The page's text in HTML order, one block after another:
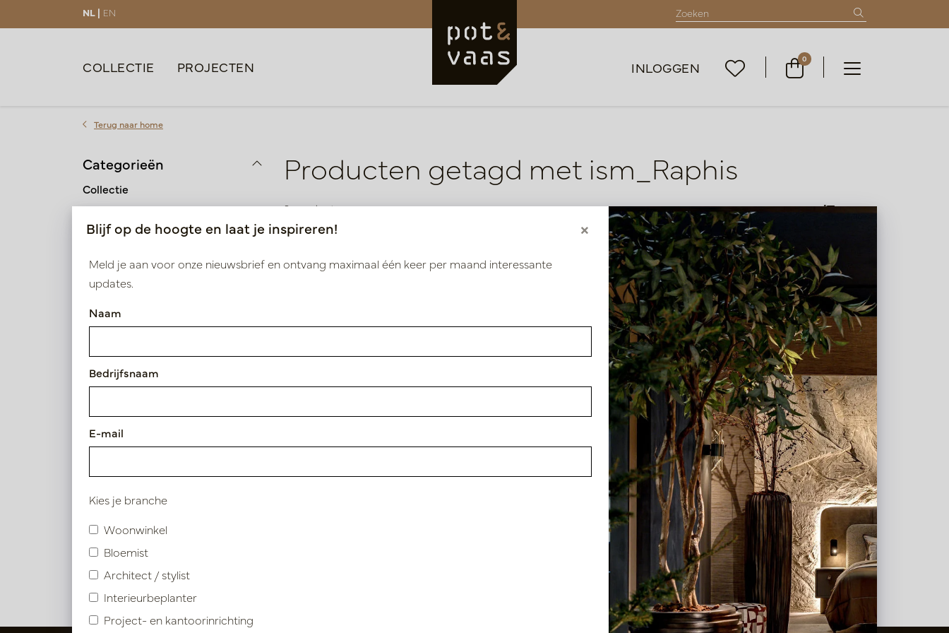
NL | EN
COLLECTIE PROJECTEN INLOGGEN 0
Terug naar home
Producten getagd met ism_Raphis
2 producten Lijst
Raphis Deluxe XL Groen H130 D95
Categorieën
Collectie
Kleur
Groen
Hoogte
150 - 175cm
50 - 75cm
Indoor
Blijf op de hoogte en laat je inspireren! ×
Meld je aan voor onze nieuwsbrief en ontvang maximaal één keer per maand interessante
updates.
Naam
Bedrijfsnaam
E-mail
Kies je branche
Woonwinkel
Bloemist
Architect / stylist
Interieurbeplanter
Project- en kantoorinrichting